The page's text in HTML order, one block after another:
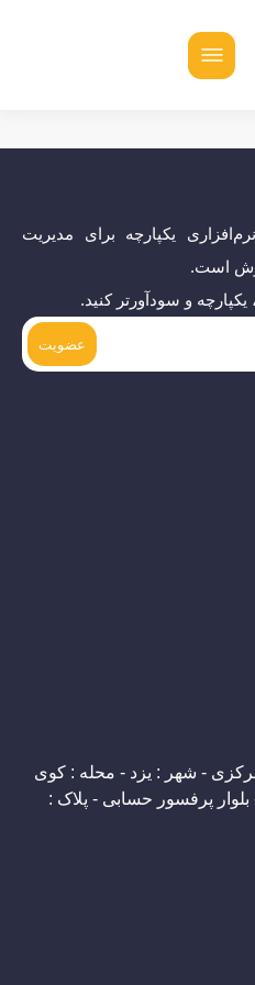
یکپارچه برای مدیریت
است.
و سودآورتر کنید.
- شهر : یزد - محله : کوی
بلوار پرفسور حسابی - پلاک :